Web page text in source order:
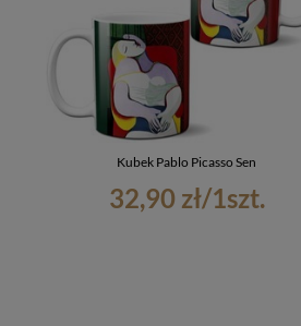
Kubek Pablo Picasso Sen
32,90 zł/1szt.